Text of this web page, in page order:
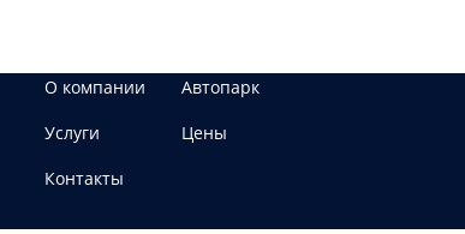
О компании
Автопарк
Услуги
Цены
Контакты